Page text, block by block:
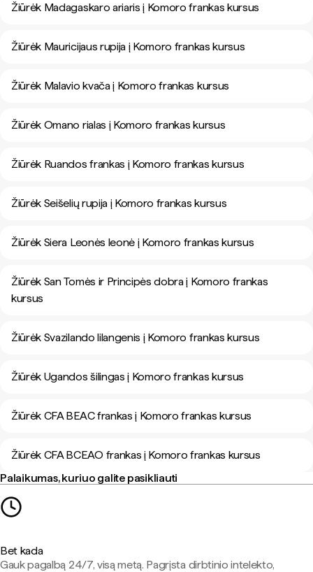
Žiūrėk Madagaskaro ariaris į Komoro frankas kursus
Žiūrėk Mauricijaus rupija į Komoro frankas kursus
Žiūrėk Malavio kvača į Komoro frankas kursus
Žiūrėk Omano rialas į Komoro frankas kursus
Žiūrėk Ruandos frankas į Komoro frankas kursus
Žiūrėk Seišelių rupija į Komoro frankas kursus
Žiūrėk Siera Leonės leonė į Komoro frankas kursus
Žiūrėk San Tomės ir Principės dobra į Komoro frankas
kursus
Žiūrėk Svazilando lilangenis į Komoro frankas kursus
Žiūrėk Ugandos šilingas į Komoro frankas kursus
Žiūrėk CFA BEAC frankas į Komoro frankas kursus
Žiūrėk CFA BCEAO frankas į Komoro frankas kursus
Palaikumas, kuriuo galite pasikliauti
Bet kada
Gauk pagalbą 24/7, visą metą. Pagrįsta dirbtinio intelekto,